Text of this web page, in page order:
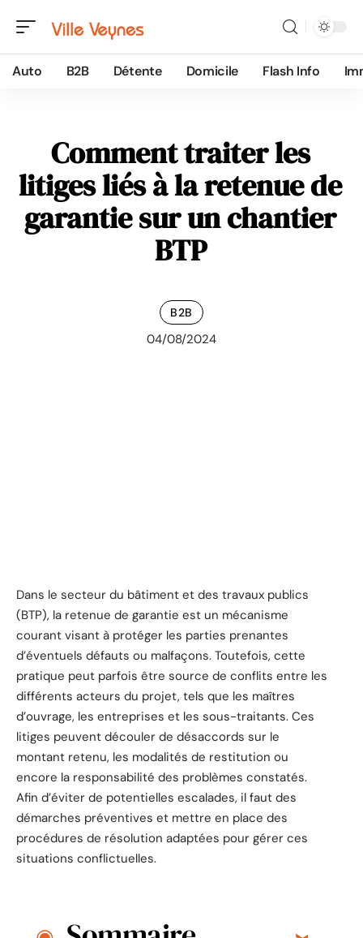
Auto B2B Détente Domicile Flash Info
Comment traiter les
litiges liés à la retenue de
garantie sur un chantier
BTP
B2B
04/08/2024
Dans le secteur du bâtiment et des travaux publics
(BTP), la retenue de garantie est un mécanisme
courant visant à protéger les parties prenantes
d’éventuels défauts ou malfaçons. Toutefois, cette
pratique peut parfois être source de conflits entre les
différents acteurs du projet, tels que les maîtres
d’ouvrage, les entreprises et les sous-traitants. Ces
litiges peuvent découler de désaccords sur le
montant retenu, les modalités de restitution ou
encore la responsabilité des problèmes constatés.
Afin d’éviter de potentielles escalades, il faut des
démarches préventives et mettre en place des
procédures de résolution adaptées pour gérer ces
situations conflictuelles.